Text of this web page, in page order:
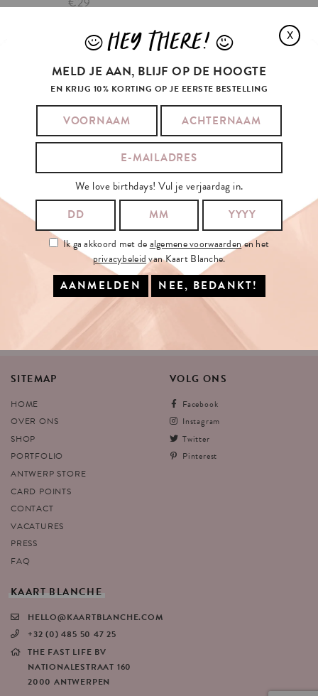
OP ONZE NIEUWSBRIEF
JE E-MAILADRES:
Ik ga akkoord met dealgemene voorwaardenen hetprivacybeleid
INSCHRIJVEN
SITEMAP
HOME
OVER ONS
SHOP
PORTFOLIO
ANTWERP STORE
CARD POINTS
CONTACT
VACATURES
PRESS
FAQ
VOLG ONS
Facebook
Instagram
Twitter
Pinterest
KAART BLANCHE
HELLO@KAARTBLANCHE.COM
+32 (0) 485 50 47 25
THE FAST LIFE BV
NATIONALESTRAAT 160
2000 ANTWERPEN
X
JHEY THERE! L
MELD JE AAN, BLIJF OP DE HOOGTE
EN KRIJG 10% KORTING OP JE EERSTE BESTELLING
We love birthdays! Vul je verjaardag in.
Ik ga akkoord met dealgemene voorwaardenen het
privacybeleidvan Kaart Blanche.